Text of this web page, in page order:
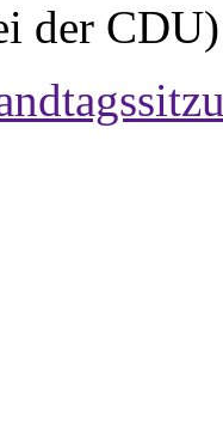
der CDU)